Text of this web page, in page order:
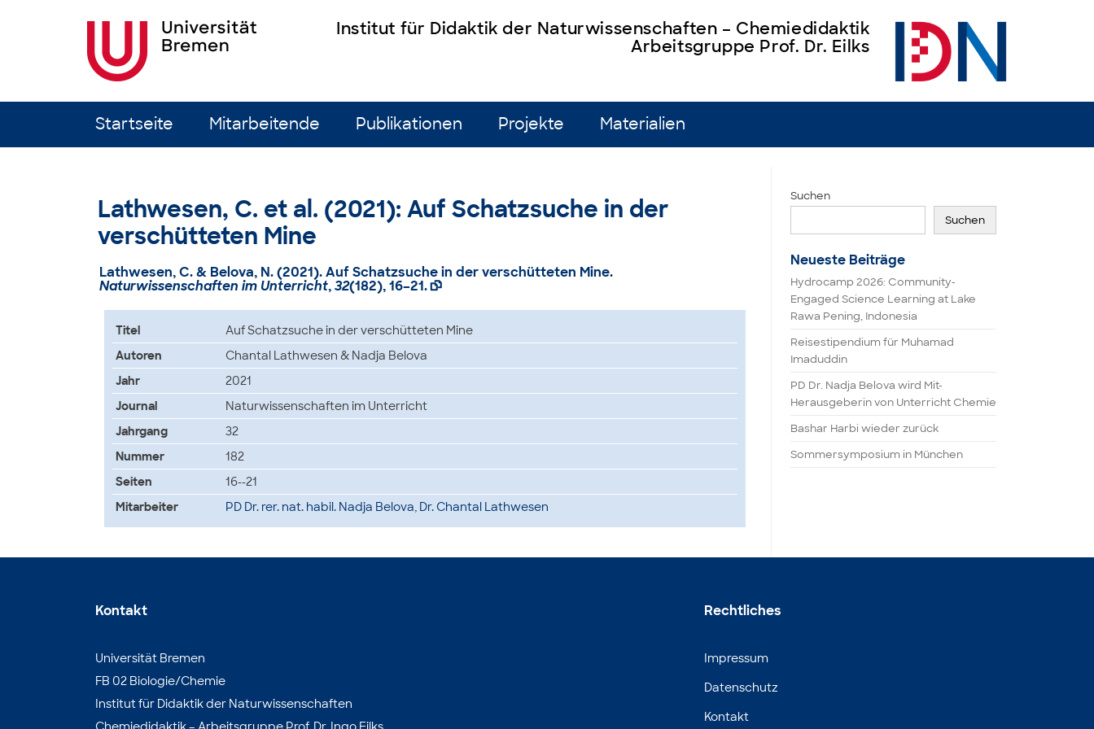
Institut für Didaktik der Naturwissenschaften – Chemiedidaktik
Arbeitsgruppe Prof. Dr. Eilks
Startseite Mitarbeitende Publikationen Projekte Materialien
Lathwesen, C. et al. (2021): Auf Schatzsuche in der
verschütteten Mine
Lathwesen, C. & Belova, N. (2021). Auf Schatzsuche in der verschütteten Mine.
Naturwissenschaften im Unterricht,32(182), 16–21. 
Titel
Auf Schatzsuche in der verschütteten Mine
Autoren
Chantal Lathwesen & Nadja Belova
Jahr
2021
Journal
Naturwissenschaften im Unterricht
Jahrgang
32
Nummer
182
Seiten
16--21
Mitarbeiter
PD Dr. rer. nat. habil. Nadja Belova, Dr. Chantal Lathwesen
Suchen
Suchen
Neueste Beiträge
Hydrocamp 2026: Community-
Engaged Science Learning at Lake
Rawa Pening, Indonesia
Reisestipendium für Muhamad
Imaduddin
PD Dr. Nadja Belova wird Mit-
Herausgeberin von Unterricht Chemie
Bashar Harbi wieder zurück
Sommersymposium in München
Kontakt
Universität Bremen
FB 02 Biologie/Chemie
Institut für Didaktik der Naturwissenschaften
Rechtliches
Impressum
Datenschutz
Kontakt